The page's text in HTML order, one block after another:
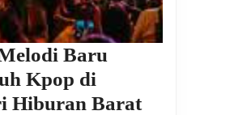
Baru
Kpop di
Hiburan BaratWarta